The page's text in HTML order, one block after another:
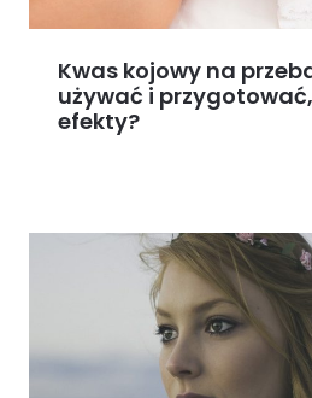
Kwas kojowy na
używać i
efekty?